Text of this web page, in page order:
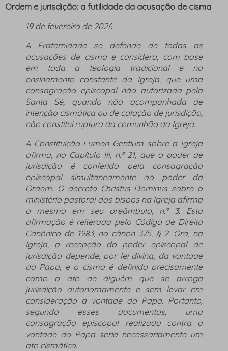
Ordem e jurisdição: a futilidade da acusação de cisma
19 de fevereiro de 2026
A Fraternidade se defende de todas as
acusações de cisma e considera, com base
em toda a teologia tradicional e no
ensinamento constante da Igreja, que uma
consagração episcopal não autorizada pela
Santa Sé, quando não acompanhada de
intenção cismática ou de colação de jurisdição,
não constitui ruptura da comunhão da Igreja.
A Constituição Lumen Gentium sobre a Igreja
afirma, no Capítulo III, n.º 21, que o poder de
jurisdição é conferido pela consagração
episcopal simultaneamente ao poder da
Ordem. O decreto Christus Dominus sobre o
ministério pastoral dos bispos na Igreja afirma
o mesmo em seu preâmbulo, n.º 3. Esta
afirmação é reiterada pelo Código de Direito
Canônico de 1983, no cânon 375, § 2. Ora, na
Igreja, a recepção do poder episcopal de
jurisdição depende, por lei divina, da vontade
do Papa, e o cisma é definido precisamente
como o ato de alguém que se arroga
jurisdição autonomamente e sem levar em
consideração a vontade do Papa. Portanto,
segundo esses documentos, uma
consagração episcopal realizada contra a
vontade do Papa seria necessariamente um
ato cismático.